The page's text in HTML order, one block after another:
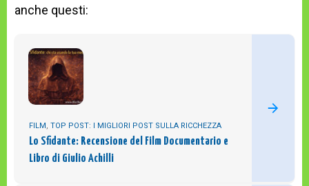
anche questi:
FILM , TOP POST: I MIGLIORI POST SULLA RICCHEZZA
Lo Sfidante: Recensione del Film Documentario e
Libro di Giulio Achilli